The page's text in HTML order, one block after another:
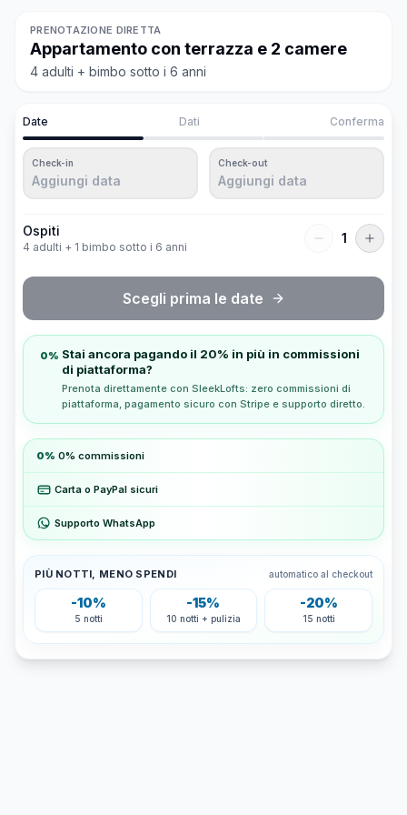
PRENOTAZIONE DIRETTA
Appartamento con terrazza e 2 camere
4 adulti + bimbo sotto i 6 anni
Date Dati Conferma
Check-in
Aggiungi data
Check-out
Aggiungi data
Ospiti
4 adulti + 1 bimbo sotto i 6 anni
1
Scegli prima le date
0% Stai ancora pagando il 20% in più in commissioni
di piattaforma?
Prenota direttamente con SleekLofts: zero commissioni di
piattaforma, pagamento sicuro con Stripe e supporto diretto.
0% 0% commissioni
Carta o PayPal sicuri
Supporto WhatsApp
PIÙ NOTTI, MENO SPENDI automatico al checkout
-10%
5 notti
-15%
10 notti + pulizia
-20%
15 notti